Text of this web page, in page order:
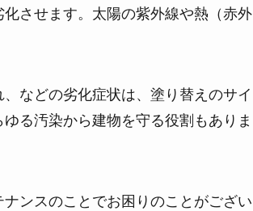
させます。太陽の紫外線や熱（赤外
などの劣化症状は、塗り替えのサイ
る汚染から建物を守る役割もありま
ンスのことでお困りのことがござい